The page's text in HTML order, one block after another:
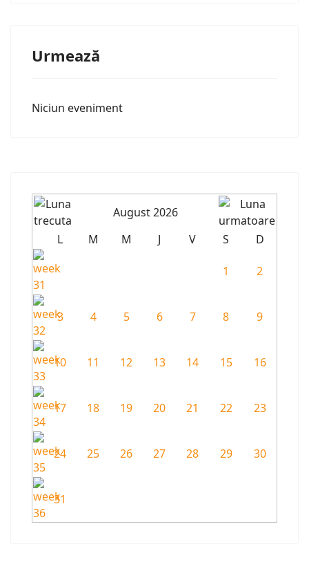
Urmează
Niciun eveniment
August 2026
L
M M J V S D
1 2
3 4 5 6 7 8 9
10 11 12 13 14 15 16
17 18 19 20 21 22 23
24 25 26 27 28 29 30
31